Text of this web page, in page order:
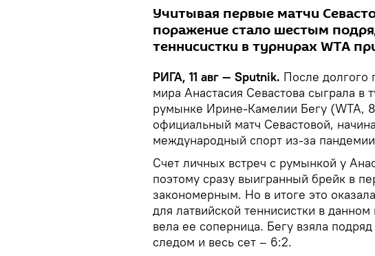
Учитывая первые матчи
поражение стало шестым
теннисистки в турнирах WTA
РИГА, 11 авг — Sputnik. После долгого
мира Анастасия Севастова сыграла в
румынке Ирине-Камелии Бегу (WTA,
официальный матч Севастовой,
международный спорт из-за
Счет личных встреч с румынкой у
поэтому сразу выигранный брейк в
закономерным. Но в итоге это
для латвийской теннисистки в
вела ее соперница. Бегу взяла
следом и весь сет – 6:2.